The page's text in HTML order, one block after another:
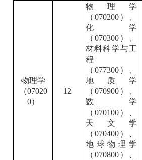
物理学
（07020
0）
12
物理学
（070200）、
化学
（070300）、
材料科学与工
程
（077300）、
地质学
（070900）、
数学
（070100）、
天文学
（070400）、
地球物理学
（070800）、